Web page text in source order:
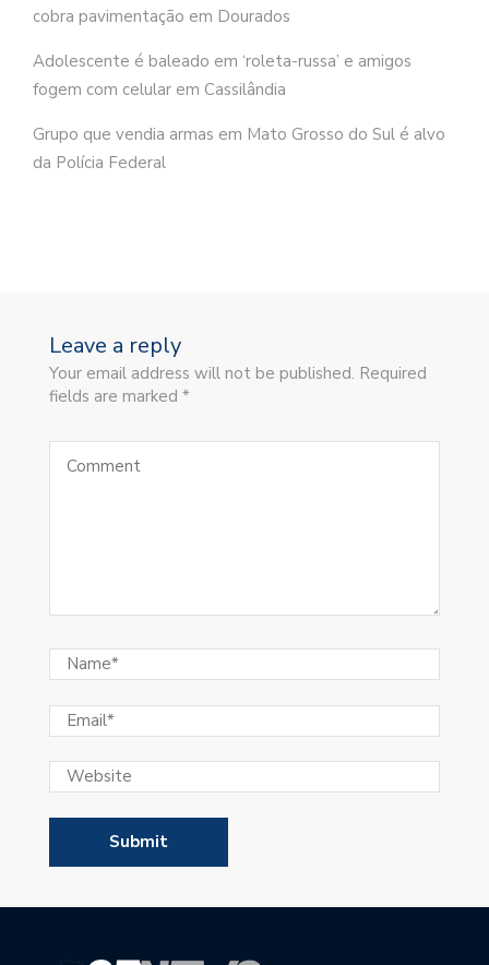
cobra pavimentação em Dourados
Adolescente é baleado em ‘roleta-russa’ e amigos
fogem com celular em Cassilândia
Grupo que vendia armas em Mato Grosso do Sul é alvo
da Polícia Federal
Leave a reply
Your email address will not be published. Required
fields are marked *